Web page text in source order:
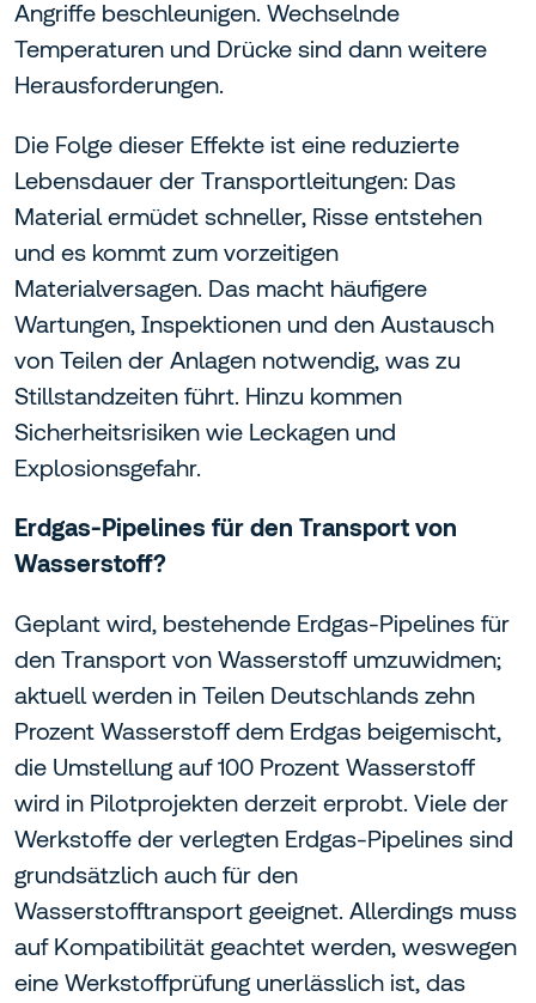
Angriffe beschleunigen. Wechselnde
Temperaturen und Drücke sind dann weitere
Herausforderungen.
Die Folge dieser Effekte ist eine reduzierte
Lebensdauer der Transportleitungen: Das
Material ermüdet schneller, Risse entstehen
und es kommt zum vorzeitigen
Materialversagen. Das macht häufigere
Wartungen, Inspektionen und den Austausch
von Teilen der Anlagen notwendig, was zu
Stillstandzeiten führt. Hinzu kommen
Sicherheitsrisiken wie Leckagen und
Explosionsgefahr.
Erdgas-Pipelines für den Transport von
Wasserstoff?
Geplant wird, bestehende Erdgas-Pipelines für
den Transport von Wasserstoff umzuwidmen;
aktuell werden in Teilen Deutschlands zehn
Prozent Wasserstoff dem Erdgas beigemischt,
die Umstellung auf 100 Prozent Wasserstoff
wird in Pilotprojekten derzeit erprobt. Viele der
Werkstoffe der verlegten Erdgas-Pipelines sind
grundsätzlich auch für den
Wasserstofftransport geeignet. Allerdings muss
auf Kompatibilität geachtet werden, weswegen
eine Werkstoffprüfung unerlässlich ist, das